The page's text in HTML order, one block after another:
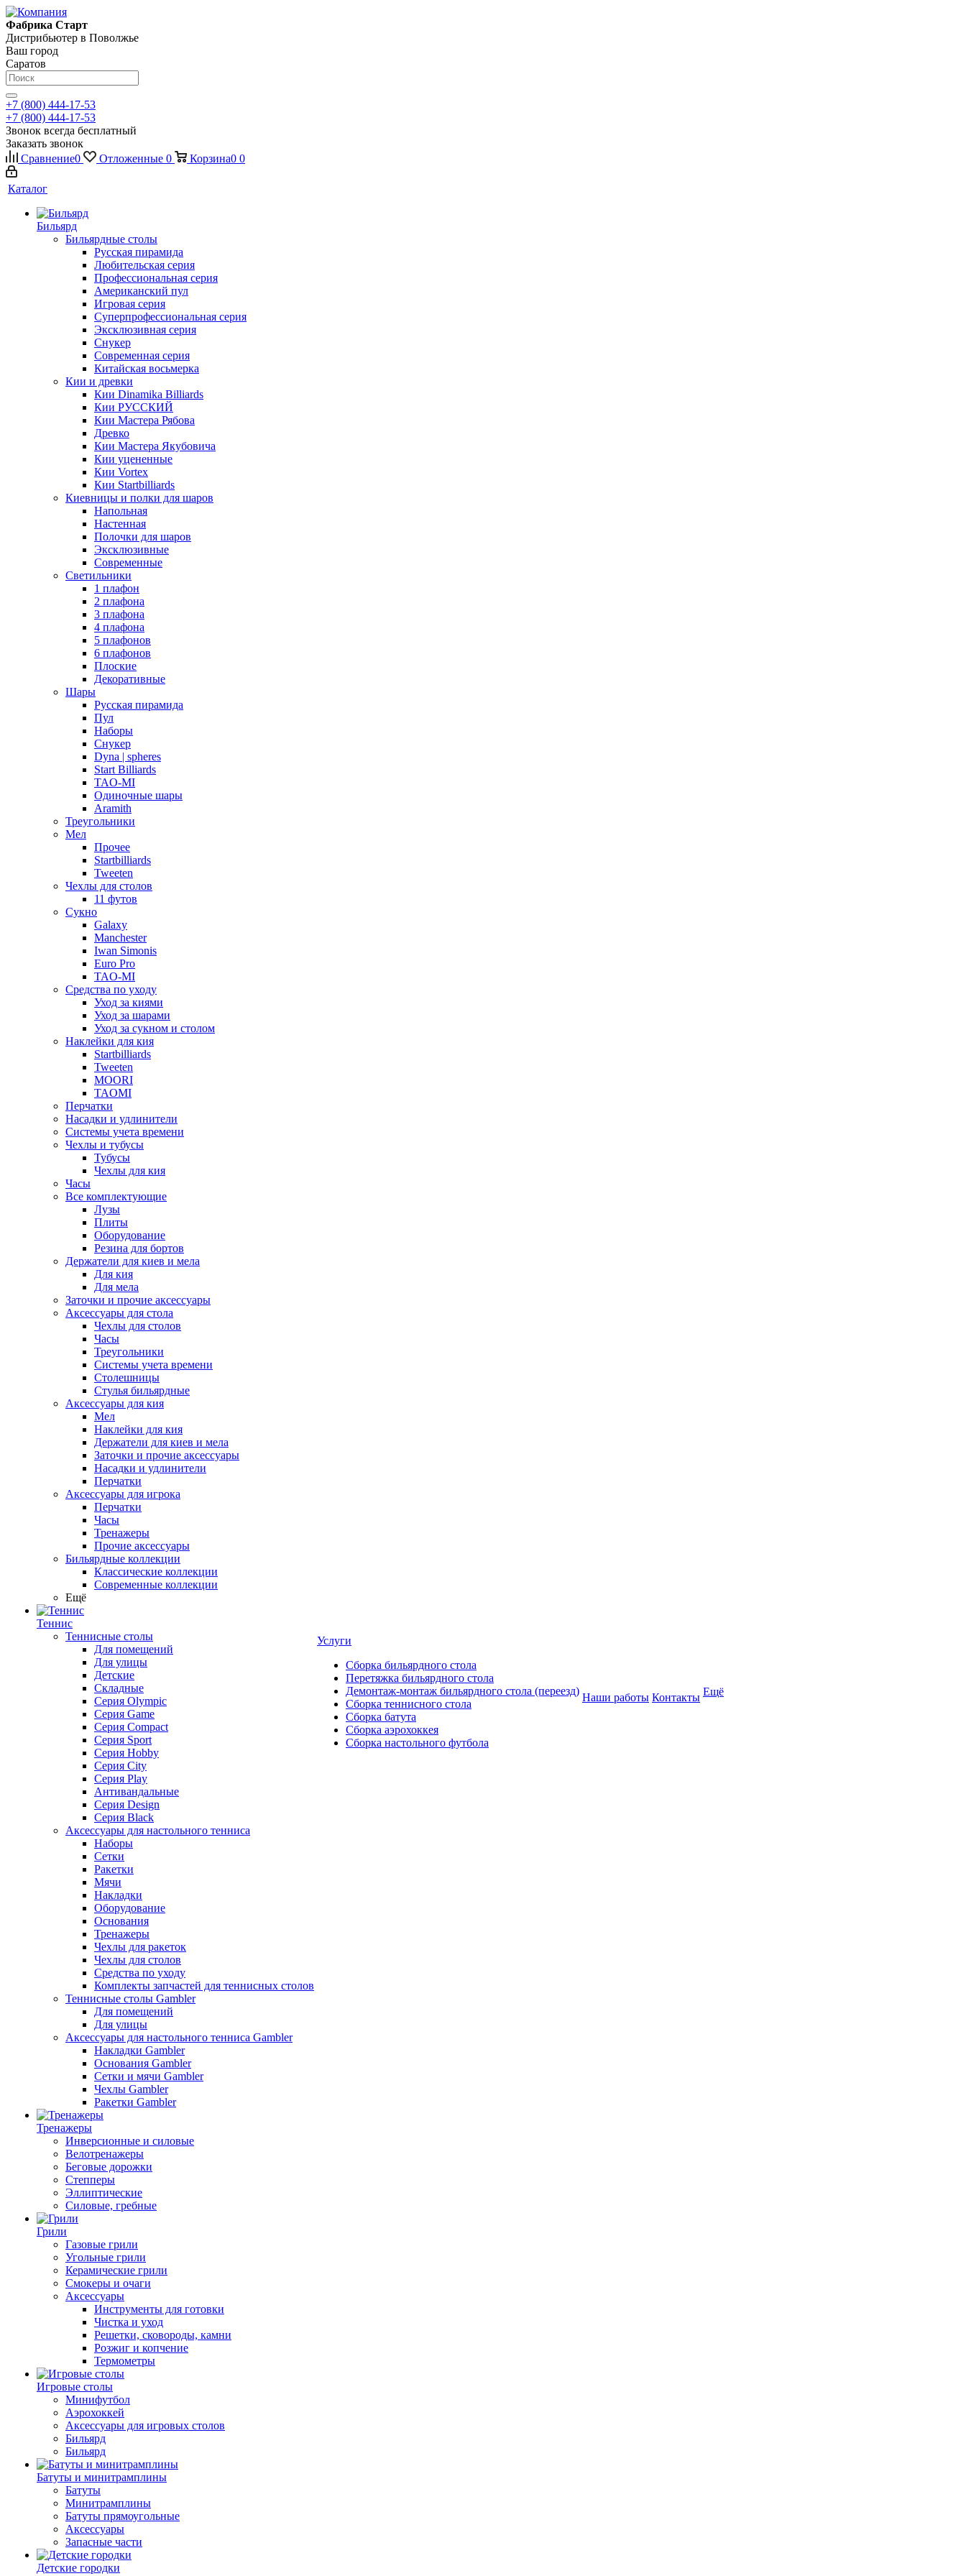
Фабрика Старт
Дистрибьютер в Поволжье
Ваш город
Саратов
+7 (800) 444-17-53
+7 (800) 444-17-53
Звонок всегда бесплатный
Заказать звонок
Сравнение0 Отложенные 0 Корзина0 0
Каталог
Бильярд
Бильярдные столы
Русская пирамида
Любительская серия
Профессиональная серия
Американский пул
Игровая серия
Суперпрофессиональная серия
Эксклюзивная серия
Снукер
Современная серия
Китайская восьмерка
Кии и древки
Кии Dinamika Billiards
Кии РУССКИЙ
Кии Мастера Рябова
Древко
Кии Мастера Якубовича
Кии уцененные
Кии Vortex
Кии Startbilliards
Киевницы и полки для шаров
Напольная
Настенная
Полочки для шаров
Эксклюзивные
Современные
Светильники
1 плафон
2 плафона
3 плафона
4 плафона
5 плафонов
6 плафонов
Плоские
Декоративные
Шары
Русская пирамида
Пул
Наборы
Снукер
Dyna | spheres
Start Billiards
TAO-MI
Одиночные шары
Aramith
Треугольники
Мел
Прочее
Startbilliards
Tweeten
Чехлы для столов
11 футов
Сукно
Galaxy
Manchester
Iwan Simonis
Euro Pro
TAO-MI
Средства по уходу
Уход за киями
Уход за шарами
Уход за сукном и столом
Наклейки для кия
Startbilliards
Tweeten
MOORI
TAOMI
Перчатки
Насадки и удлинители
Системы учета времени
Чехлы и тубусы
Тубусы
Чехлы для кия
Часы
Все комплектующие
Лузы
Плиты
Оборудование
Резина для бортов
Держатели для киев и мела
Для кия
Для мела
Заточки и прочие аксессуары
Аксессуары для стола
Чехлы для столов
Часы
Треугольники
Системы учета времени
Столешницы
Стулья бильярдные
Аксессуары для кия
Мел
Наклейки для кия
Держатели для киев и мела
Заточки и прочие аксессуары
Насадки и удлинители
Перчатки
Аксессуары для игрока
Перчатки
Часы
Тренажеры
Прочие аксессуары
Бильярдные коллекции
Классические коллекции
Современные коллекции
Ещё
Теннис
Теннисные столы
Для помещений
Для улицы
Детские
Складные
Серия Olympic
Серия Game
Серия Compact
Серия Sport
Серия Hobby
Серия City
Серия Play
Антивандальные
Серия Design
Серия Black
Аксессуары для настольного тенниса
Наборы
Сетки
Ракетки
Мячи
Накладки
Оборудование
Основания
Тренажеры
Чехлы для ракеток
Чехлы для столов
Средства по уходу
Комплекты запчастей для теннисных столов
Теннисные столы Gambler
Для помещений
Для улицы
Аксессуары для настольного тенниса Gambler
Накладки Gambler
Основания Gambler
Сетки и мячи Gambler
Чехлы Gambler
Ракетки Gambler
Тренажеры
Инверсионные и силовые
Велотренажеры
Беговые дорожки
Степперы
Эллиптические
Силовые, гребные
Грили
Газовые грили
Угольные грили
Керамические грили
Смокеры и очаги
Аксессуары
Инструменты для готовки
Чистка и уход
Решетки, сковороды, камни
Розжиг и копчение
Термометры
Игровые столы
Минифутбол
Аэрохоккей
Аксессуары для игровых столов
Бильяpд
Бильяpд
Батуты и минитрамплины
Батуты
Минитрамплины
Батуты прямоугольные
Аксессуары
Запасные части
Детские городки
Услуги
Сборка бильярдного стола
Перетяжка бильярдного стола
Демонтаж-монтаж бильярдного стола (переезд)
Сборка теннисного стола
Сборка батута
Сборка аэрохоккея
Сборка настольного футбола
Наши работы Контакты Ещё